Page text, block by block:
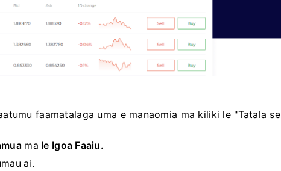
faamatalaga uma e manaomia ma kiliki le "Tatala se
ma le Igoa Faaiu.
ai.